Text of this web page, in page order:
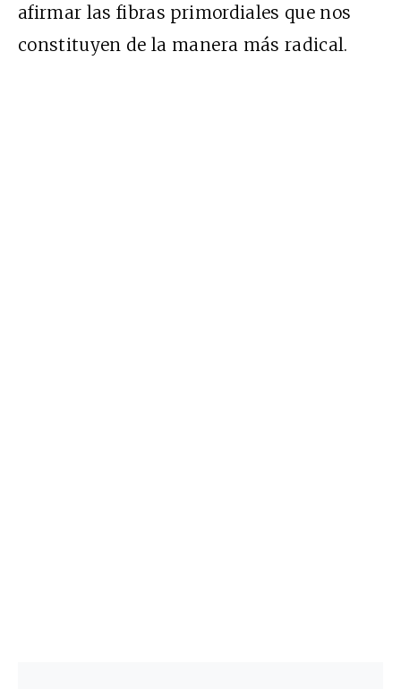
afirmar las fibras primordiales que nos
constituyen de la manera más radical.